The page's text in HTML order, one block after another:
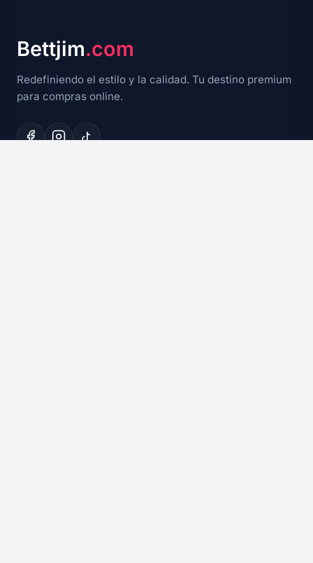
Bettjim.com
Redefiniendo el estilo y la calidad. Tu destino premium
para compras online.